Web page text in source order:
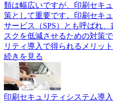
類は幅広いですが、印刷セキ
策として重要です。印刷セキ
サービス（SPS）とも呼ばれ
スクを低減させるための対策
リティ導入で得られるメリッ
続きを見る
印刷セキュリティシステム導